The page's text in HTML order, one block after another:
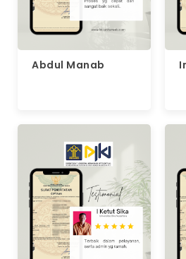
Abdul Manab